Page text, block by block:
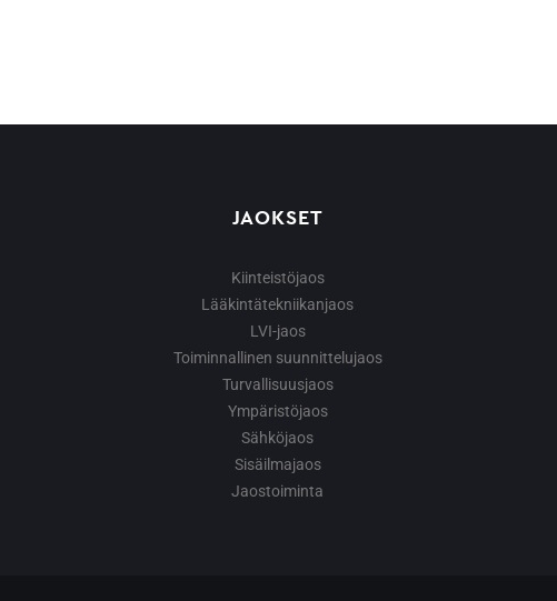
JAOKSET
Kiinteistöjaos
Lääkintätekniikanjaos
LVI-jaos
Toiminnallinen suunnittelujaos
Turvallisuusjaos
Ympäristöjaos
Sähköjaos
Sisäilmajaos
Jaostoiminta